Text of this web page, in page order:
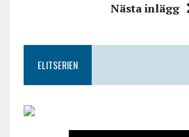
Nästa inlägg
ELITSERIEN